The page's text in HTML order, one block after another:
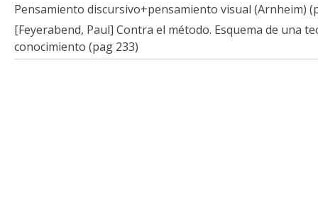
Pensamiento discursivo+pensamiento visual (Arnheim)
[Feyerabend, Paul] Contra el método. Esquema de una
conocimiento (pag 233)